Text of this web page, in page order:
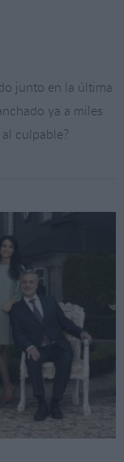
junto en la última
ya a miles
culpable?